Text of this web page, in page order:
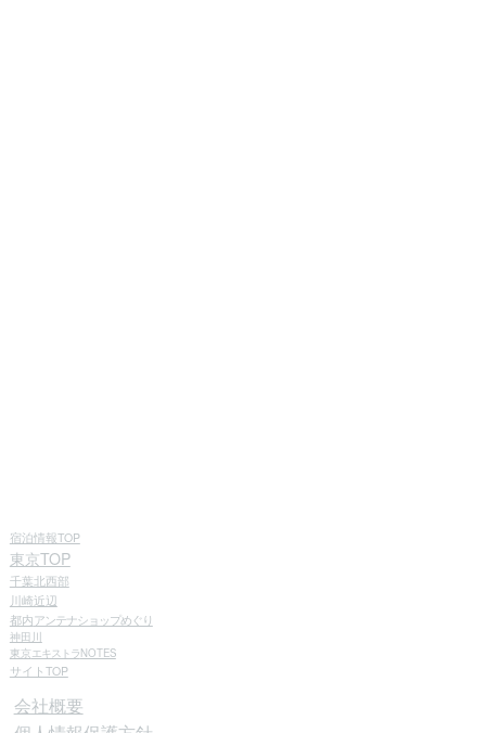
宿泊情報TOP
東京TOP
千葉北西部
川崎近辺
都内アンテナショップめぐり
神田川
東京エキストラNOTES
サイトTOP
会社概要